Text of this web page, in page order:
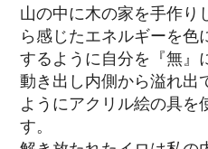
山の中に木の家を手作り
ら感じたエネルギーを色
するように自分を『無』
動き出し内側から溢れ出
ようにアクリル絵の具を
す。